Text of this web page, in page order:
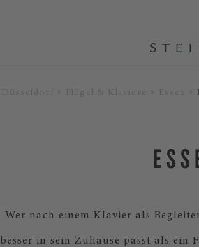
Wer nach einem Klavier als
besser in sein Zuhause passt als ein